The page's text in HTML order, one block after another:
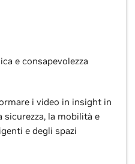
e consapevolezza
i video in insight in
la mobilità e
e degli spazi